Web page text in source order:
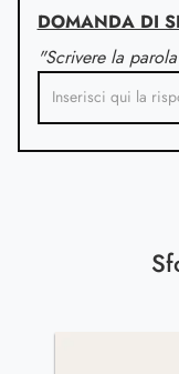
DOMANDA DI
"Scrivere la